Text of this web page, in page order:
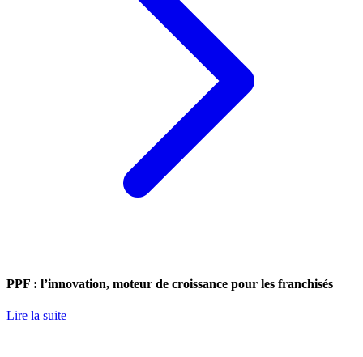
PPF : l’innovation, moteur de croissance pour les franchisés
Lire la suite